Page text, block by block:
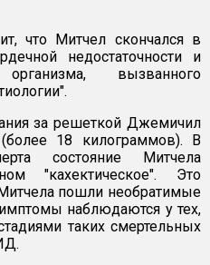
что Митчел скончался в
недостаточности и
вызванного
за решеткой Джемичил
18 килограммов). В
состояние Митчела
"кахектическое". Это
пошли необратимые
наблюдаются у тех,
таких смертельных